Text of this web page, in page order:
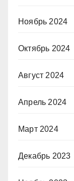
Ноябрь 2024
Октябрь 2024
Август 2024
Апрель 2024
Март 2024
Декабрь 2023